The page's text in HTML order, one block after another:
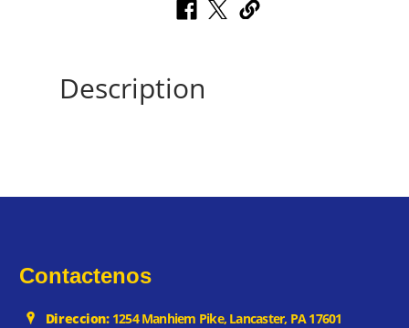
Description
Contactenos
Direccion:1254 Manhiem Pike, Lancaster, PA 17601